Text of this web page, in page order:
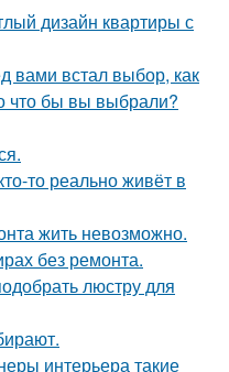
дизайн квартиры с
вами встал выбор, как
что бы вы выбрали?
то реально живёт в
жить невозможно.
без ремонта.
люстру для
интерьера такие